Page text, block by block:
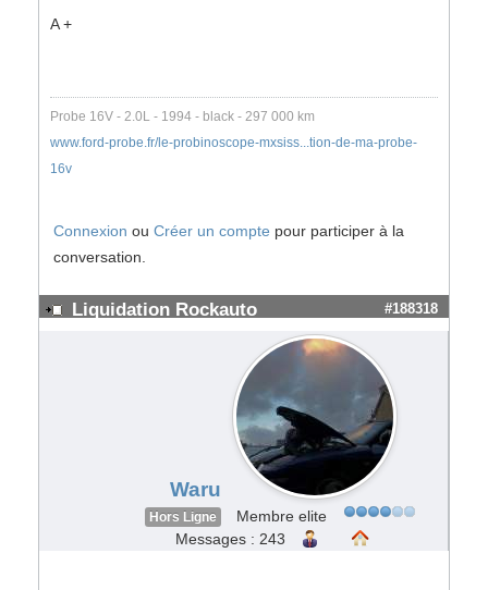
A +
Probe 16V - 2.0L - 1994 - black - 297 000 km
www.ford-probe.fr/le-probinoscope-mxsiss...tion-de-ma-probe-
16v
Connexion ou Créer un compte pour participer à la
conversation.
Liquidation Rockauto #188318
Waru
Hors Ligne
Membre elite
Messages : 243